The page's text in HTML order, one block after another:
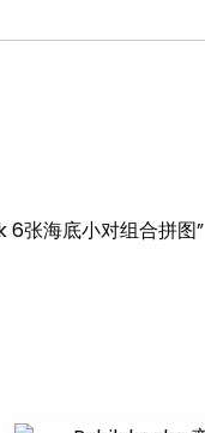
张海底小对组合拼图”